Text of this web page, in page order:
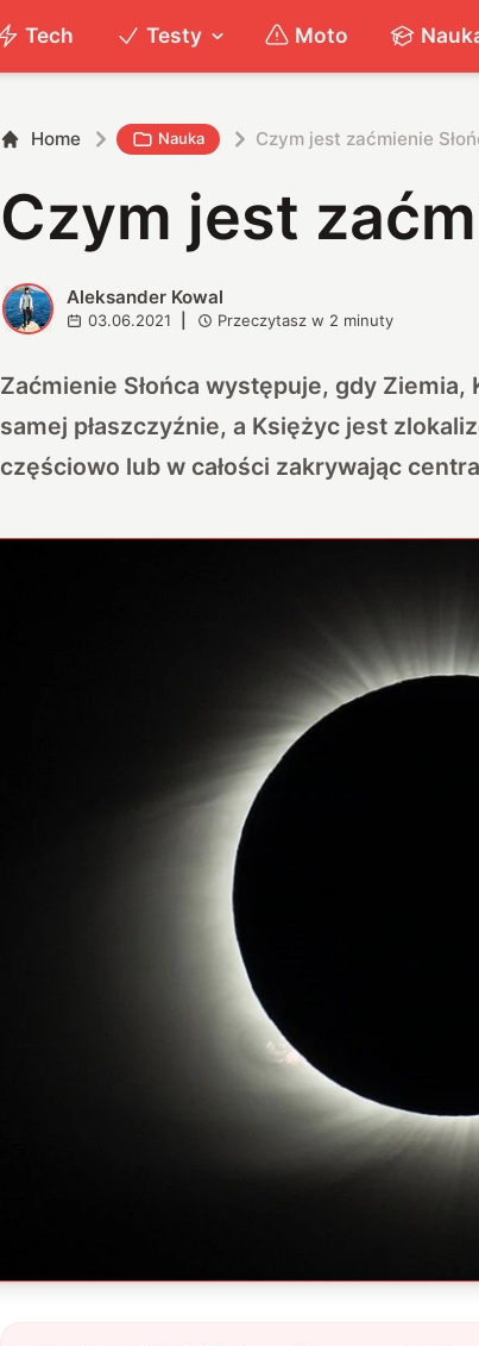
Tech Testy Moto
Home Nauka Czym jest zaćmienie
Czym jest
A Aleksander Kowal
03.06.2021 Przeczytasz w 2 minuty
Zaćmienie Słońca występuje, gdy Ziemia,
samej płaszczyźnie, a Księżyc jest
częściowo lub w całości zakrywając